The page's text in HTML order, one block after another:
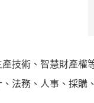
技術、智慧財產
法務、人事、採購